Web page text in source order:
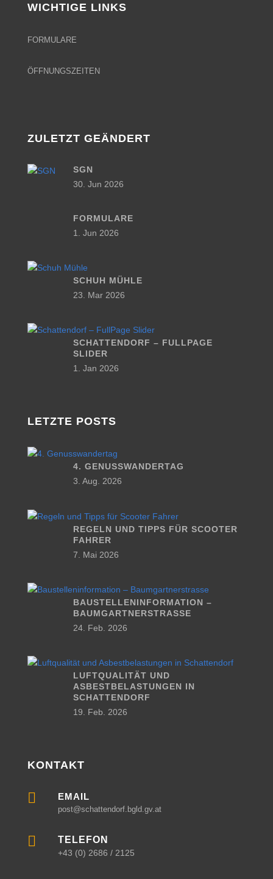
WICHTIGE LINKS
FORMULARE
ÖFFNUNGSZEITEN
ZULETZT GEÄNDERT
SGN
30. Jun 2026
FORMULARE
1. Jun 2026
SCHUH MÜHLE
23. Mar 2026
SCHATTENDORF – FULLPAGE
SLIDER
1. Jan 2026
LETZTE POSTS
4. GENUSSWANDERTAG
3. Aug. 2026
REGELN UND TIPPS FÜR SCOOTER
FAHRER
7. Mai 2026
BAUSTELLENINFORMATION –
BAUMGARTNERSTRASSE
24. Feb. 2026
LUFTQUALITÄT UND
ASBESTBELASTUNGEN IN
SCHATTENDORF
19. Feb. 2026
KONTAKT
 EMAIL
post@schattendorf.bgld.gv.at
 TELEFON
+43 (0) 2686 / 2125